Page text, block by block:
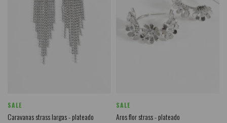
SALE
Caravanas strass largas - plateado
SALE
Aros flor strass - plateado